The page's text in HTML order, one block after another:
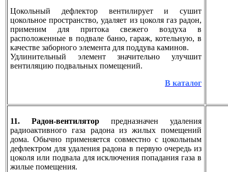
Цокольный дефлектор вентилирует и сушит
цокольное пространство, удаляет из цоколя газ радон,
применим для притока свежего воздуха в
расположенные в подвале баню, гараж, котельную, в
качестве заборного элемента для поддува каминов.
Удлинительный элемент значительно улучшит
вентиляцию подвальных помещений.
В каталог
11. Радон-вентилятор предназначен удаления
радиоактивного газа радона из жилых помещений
дома. Обычно применяется совместно с цокольным
дефлектром для удаления радона в первую очередь из
цоколя или подвала для исключения попадания газа в
жилые помещения.